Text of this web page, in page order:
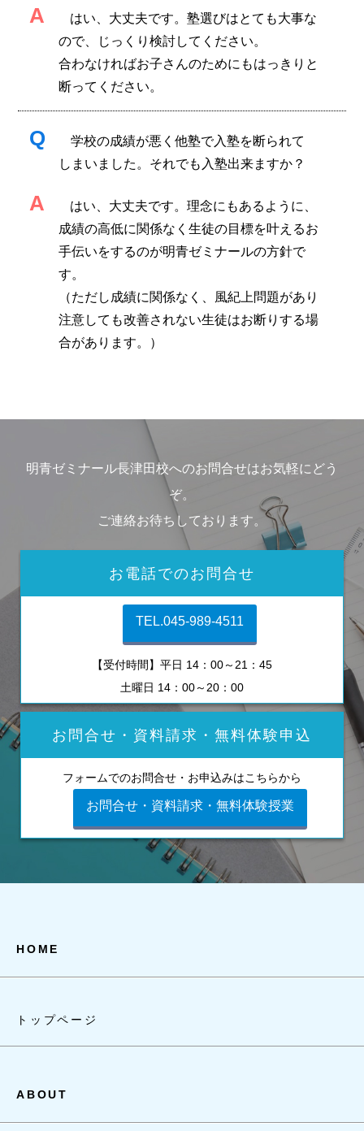
A
はい、大丈夫です。塾選びはとても大事な
ので、じっくり検討してください。
合わなければお子さんのためにもはっきりと
断ってください。
Q
学校の成績が悪く他塾で入塾を断られて
しまいました。それでも入塾出来ますか？
A はい、大丈夫です。 理念にもあるように、
成績の高低に関係なく生徒の目標を叶えるお
手伝いをするのが明青ゼミナールの方針で
す。
（ただし成績に関係なく、風紀上問題があり
注意しても改善されない生徒はお断りする場
合があります。）
明青ゼミナール長津田校へのお問合せはお気軽にどう
ぞ。
ご連絡お待ちしております。
お電話でのお問合せ
TEL.045-989-4511
【受付時間】平日 14：00～21：45
土曜日 14：00～20：00
お問合せ・資料請求・ 無料体験申込
フォームでのお問合せ・お申込みはこちらから
お問合せ・資料請求・無料体験授業
HOME
トップページ
ABOUT